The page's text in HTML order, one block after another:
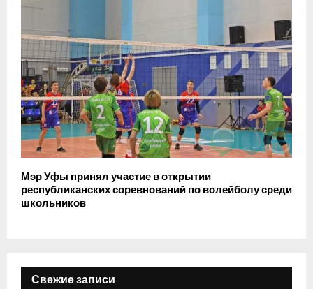
Мэр Уфы принял участие в открытии
республиканских соревнований по волейболу среди
школьников
Свежие записи